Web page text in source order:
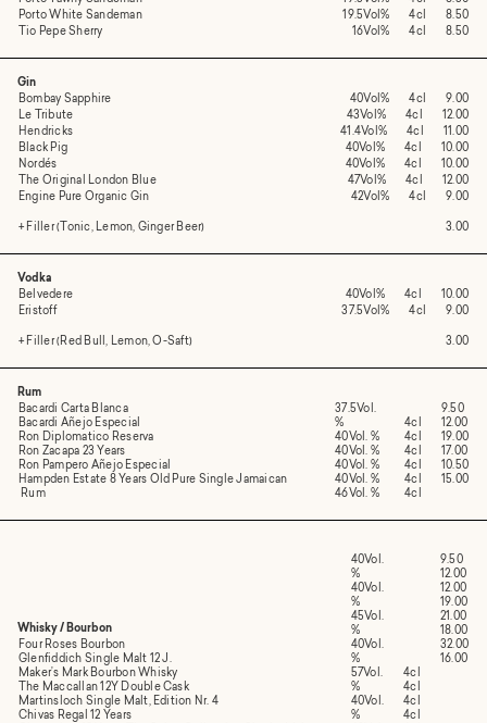
Porto White Sandeman
Tio Pepe Sherry
19.5Vol%
4cl
8.50
16Vol%
4cl 8.50
Gin
Bombay Sapphire
Le Tribute
Hendricks
Black Pig
Nordés
The Original London Blue
Engine Pure Organic Gin
+ Filler (Tonic, Lemon, Ginger Beer)
40Vol% 4cl
9.00
43Vol%
4cl
12.00
41.4Vol%
4cl
11.00
40Vol%
4cl
10.00
40Vol%
4cl
10.00
47Vol%
4cl
12.00
42Vol%
4cl 9.00
3.00
Vodka
Belvedere
Eristoff
+ Filler (Red Bull, Lemon, O-Saft)
40Vol% 4cl
10.00
37.5Vol%
4cl 9.00
3.00
Rum
Bacardi Carta Blanca
Bacardi Añejo Especial
Ron Diplomatico Reserva
Ron Zacapa 23 Years
Ron Pampero Añejo Especial
Hampden Estate 8 Years Old Pure Single Jamaican
Rum
37.5Vol.
%
40Vol. %
40Vol. %
40Vol. %
40Vol. %
46Vol. %
4cl
4cl
4cl
4cl
4cl
4cl
9.50
12.00
19.00
17.00
10.50
15.00
Whisky / Bourbon
Four Roses Bourbon
Glenfiddich Single Malt 12 J.
Maker’s Mark Bourbon Whisky
The Maccallan 12Y Double Cask
Martinsloch Single Malt, Edition Nr. 4
Chivas Regal 12 Years
40Vol.
%
40Vol.
%
45Vol.
%
40Vol.
%
57Vol.
%
40Vol.
%
4cl
4cl
4cl
4cl
9.50
12.00
12.00
19.00
21.00
18.00
32.00
16.00